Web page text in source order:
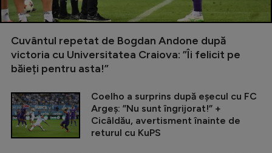
Cuvântul repetat de Bogdan Andone după
victoria cu Universitatea Craiova: ”Îi felicit pe
băieți pentru asta!”
Coelho a surprins după eșecul cu FC
Argeș: ”Nu sunt îngrijorat!” +
Cicâldău, avertisment înainte de
returul cu KuPS